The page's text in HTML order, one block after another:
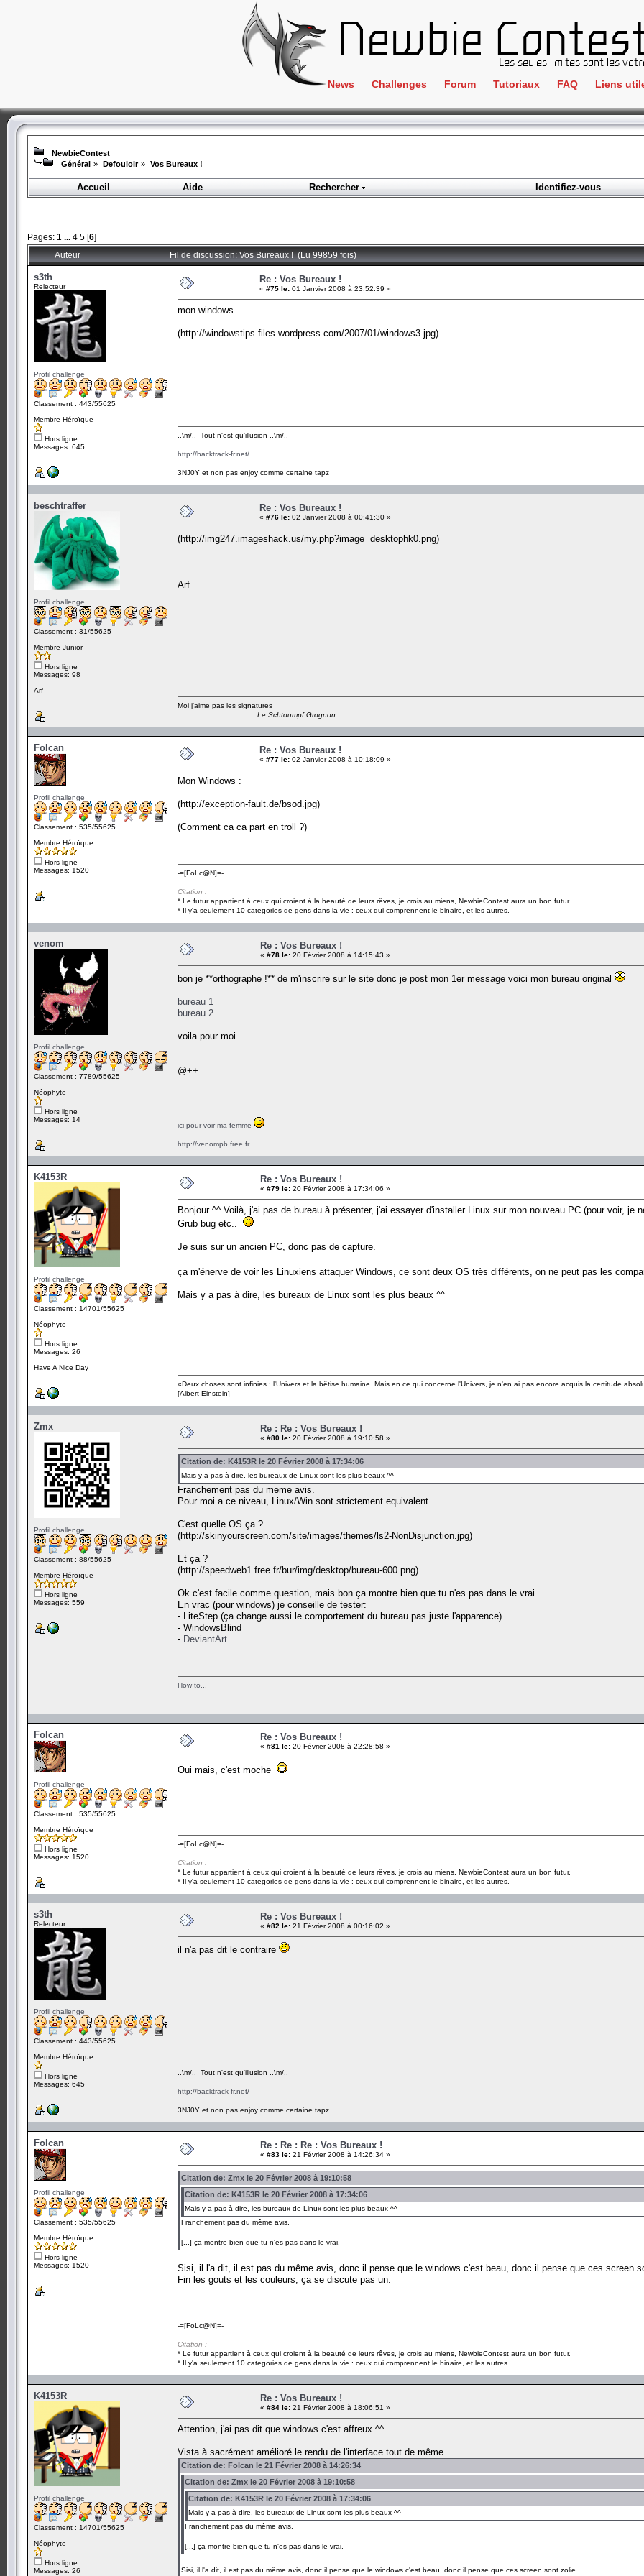
News Challenges
Crackme
ClientSide
Forensics
Programmation
Wargame
Forum Tutoriaux FAQ Liens
IRC
NewbieContest
Général » Defouloir » Vos Bureaux !
Accueil
Aide Rechercher Identifiez-vous
Pages: 1 ... 4 5 [6]
Auteur Fil de discussion: Vos Bureaux ! (Lu 99859 fois)
s3th
Relecteur
Profil challenge
Classement : 443/55625
Membre Héroïque
Hors ligne
Messages: 645
Re : Vos Bureaux !
« #75 le: 01 Janvier 2008 à 23:52:39 »
mon windows
(http://windowstips.files.wordpress.com/2007/01/windows3.jpg)
..\m/.. Tout n'est qu'illusion ..\m/..
http://backtrack-fr.net/
3NJ0Y et non pas enjoy comme certaine tapz
beschtraffer
Profil challenge
Classement : 31/55625
Membre Junior
Hors ligne
Messages: 98
Arf
Re : Vos Bureaux !
« #76 le: 02 Janvier 2008 à 00:41:30 »
(http://img247.imageshack.us/my.php?image=desktophk0.png)
Arf
Moi j'aime pas les signatures
Le Schtoumpf Grognon.
Folcan
Profil challenge
Classement : 535/55625
Membre Héroïque
Hors ligne
Messages: 1520
Re : Vos Bureaux !
« #77 le: 02 Janvier 2008 à 10:18:09 »
Mon Windows :
(http://exception-fault.de/bsod.jpg)
(Comment ca ca part en troll ?)
-=[FoLc@N]=-
Citation :
* Le futur appartient à ceux qui croient à la beauté de leurs rêves, je crois au miens, NewbieContest aura un bon futur.
* Il y'a seulement 10 categories de gens dans la vie : ceux qui comprennent le binaire, et les autres.
venom
Profil challenge
Classement : 7789/55625
Néophyte
Hors ligne
Messages: 14
Re : Vos Bureaux !
« #78 le: 20 Février 2008 à 14:15:43 »
bon je **orthographe !** de m'inscrire sur le site donc je post mon 1er message voici mon bureau original
bureau 1
bureau 2
voila pour moi
@++
ici pour voir ma femme
http://venompb.free.fr
K4153R
Profil challenge
Classement : 14701/55625
Néophyte
Hors ligne
Messages: 26
Have A Nice Day
Re : Vos Bureaux !
« #79 le: 20 Février 2008 à 17:34:06 »
Bonjour ^^ Voilà, j'ai pas de bureau à présenter, j'ai essayer d'installer Linux sur mon nouveau PC (pour voir,
Grub bug etc..
Je suis sur un ancien PC, donc pas de capture.
ça m'énerve de voir les Linuxiens attaquer Windows, ce sont deux OS très différents, on ne peut pas les
Mais y a pas à dire, les bureaux de Linux sont les plus beaux ^^
«Deux choses sont infinies : l'Univers et la bêtise humaine. Mais en ce qui concerne l'Univers, je n'en ai pas encore acquis la certitude
[Albert Einstein]
Zmx
Profil challenge
Classement : 88/55625
Membre Héroïque
Hors ligne
Messages: 559
Re : Re : Vos Bureaux !
« #80 le: 20 Février 2008 à 19:10:58 »
Citation de: K4153R le 20 Février 2008 à 17:34:06
Mais y a pas à dire, les bureaux de Linux sont les plus beaux ^^
Franchement pas du meme avis.
Pour moi a ce niveau, Linux/Win sont strictement equivalent.
C'est quelle OS ça ?
(http://skinyourscreen.com/site/images/themes/ls2-NonDisjunction.jpg)
Et ça ?
(http://speedweb1.free.fr/bur/img/desktop/bureau-600.png)
Ok c'est facile comme question, mais bon ça montre bien que tu n'es pas dans le vrai.
En vrac (pour windows) je conseille de tester:
- LiteStep (ça change aussi le comportement du bureau pas juste l'apparence)
- WindowsBlind
- DeviantArt
How to...
Folcan
Profil challenge
Classement : 535/55625
Membre Héroïque
Hors ligne
Messages: 1520
Re : Vos Bureaux !
« #81 le: 20 Février 2008 à 22:28:58 »
Oui mais, c'est moche
-=[FoLc@N]=-
Citation :
* Le futur appartient à ceux qui croient à la beauté de leurs rêves, je crois au miens, NewbieContest aura un bon futur.
* Il y'a seulement 10 categories de gens dans la vie : ceux qui comprennent le binaire, et les autres.
s3th
Relecteur
Profil challenge
Classement : 443/55625
Membre Héroïque
Hors ligne
Messages: 645
Re : Vos Bureaux !
« #82 le: 21 Février 2008 à 00:16:02 »
il n'a pas dit le contraire
..\m/.. Tout n'est qu'illusion ..\m/..
http://backtrack-fr.net/
3NJ0Y et non pas enjoy comme certaine tapz
Folcan
Profil challenge
Classement : 535/55625
Membre Héroïque
Hors ligne
Messages: 1520
Re : Re : Re : Vos Bureaux !
« #83 le: 21 Février 2008 à 14:26:34 »
Citation de: Zmx le 20 Février 2008 à 19:10:58
Citation de: K4153R le 20 Février 2008 à 17:34:06
Mais y a pas à dire, les bureaux de Linux sont les plus beaux ^^
Franchement pas du même avis.
[...] ça montre bien que tu n'es pas dans le vrai.
Sisi, il l'a dit, il est pas du même avis, donc il pense que le windows c'est beau, donc il pense que ces screen
Fin les gouts et les couleurs, ça se discute pas un.
-=[FoLc@N]=-
Citation :
* Le futur appartient à ceux qui croient à la beauté de leurs rêves, je crois au miens, NewbieContest aura un bon futur.
* Il y'a seulement 10 categories de gens dans la vie : ceux qui comprennent le binaire, et les autres.
K4153R
Profil challenge
Classement : 14701/55625
Néophyte
Hors ligne
Messages: 26
Re : Vos Bureaux !
« #84 le: 21 Février 2008 à 18:06:51 »
Attention, j'ai pas dit que windows c'est affreux ^^
Vista à sacrément amélioré le rendu de l'interface tout de même.
Citation de: Folcan le 21 Février 2008 à 14:26:34
Citation de: Zmx le 20 Février 2008 à 19:10:58
Citation de: K4153R le 20 Février 2008 à 17:34:06
Mais y a pas à dire, les bureaux de Linux sont les plus beaux ^^
Franchement pas du même avis.
[...] ça montre bien que tu n'es pas dans le vrai.
Sisi, il l'a dit, il est pas du même avis, donc il pense que le windows c'est beau, donc il pense que ces screen sont zolie.